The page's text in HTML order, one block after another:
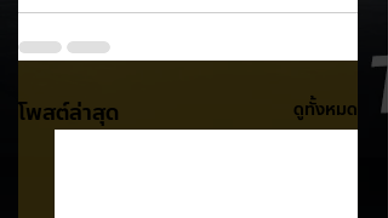
โพสต์ล่าสุด ดูทั้งหมด